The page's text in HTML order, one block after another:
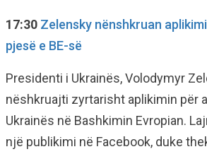
17:30 Zelensky nënshkruan
pjesë e BE-së
Presidenti i Ukrainës, Volodymyr
nëshkruajti zyrtarisht aplikimin për
Ukrainës në Bashkimin Evropian.
një publikimi në Facebook, duke